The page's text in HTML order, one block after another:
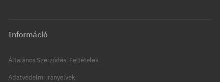
Információ
Általános Szerződési Feltételek
Adatvédelmi irányelvek